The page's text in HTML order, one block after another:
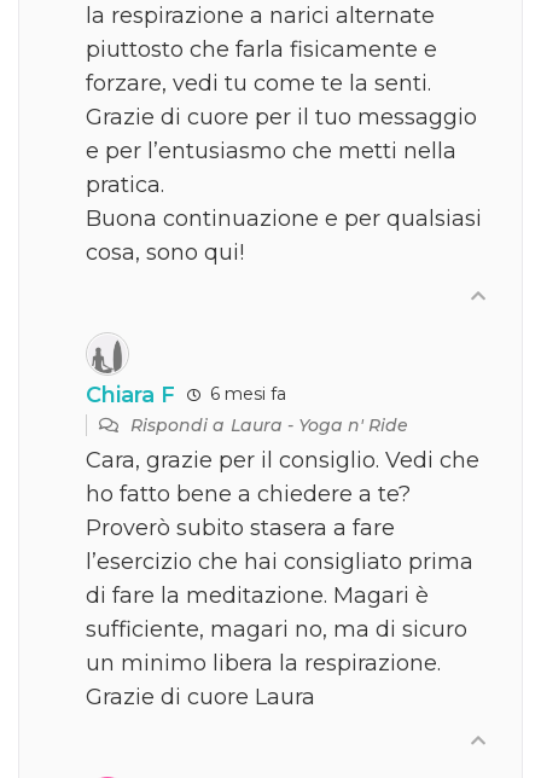
la respirazione a narici alternate
piuttosto che farla fisicamente e
forzare, vedi tu come te la senti.
Grazie di cuore per il tuo messaggio
e per l’entusiasmo che metti nella
pratica.
Buona continuazione e per qualsiasi
cosa, sono qui!
Chiara F
6 mesi fa
Rispondi aLaura - Yoga n' Ride
Cara, grazie per il consiglio. Vedi che
ho fatto bene a chiedere a te?
Proverò subito stasera a fare
l’esercizio che hai consigliato prima
di fare la meditazione. Magari è
sufficiente, magari no, ma di sicuro
un minimo libera la respirazione.
Grazie di cuore Laura